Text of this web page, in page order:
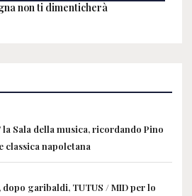
non ti dimenticherà
Sala della musica, ricordando Pino
classica napoletana
garibaldi, TUTUS / MID per lo